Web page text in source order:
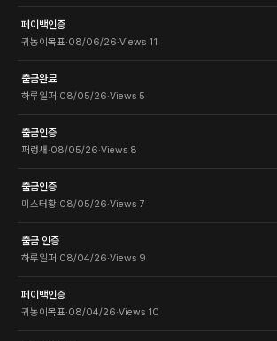
페이백인증
귀농이목표·08/06/26·Views 11
출금완료
하루일퍼·08/05/26·Views 5
출금인증
퍼렁새 ·08/05/26·Views 8
출금인증
미스터황·08/05/26·Views 7
출금 인증
하루일퍼·08/04/26·Views 9
페이백인증
귀농이목표·08/04/26·Views 10